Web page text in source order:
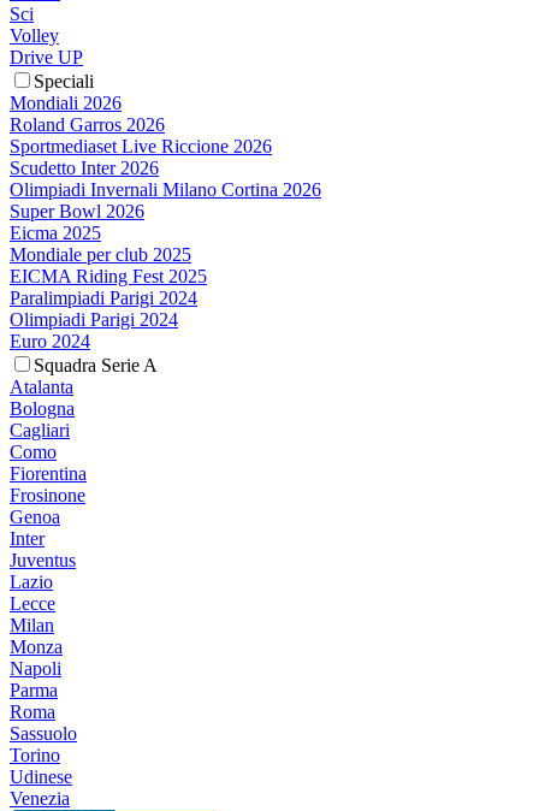
Sci
Volley
Drive UP
Speciali
Mondiali 2026
Roland Garros 2026
Sportmediaset Live Riccione 2026
Scudetto Inter 2026
Olimpiadi Invernali Milano Cortina 2026
Super Bowl 2026
Eicma 2025
Mondiale per club 2025
EICMA Riding Fest 2025
Paralimpiadi Parigi 2024
Olimpiadi Parigi 2024
Euro 2024
Squadra Serie A
Atalanta
Bologna
Cagliari
Como
Fiorentina
Frosinone
Genoa
Inter
Juventus
Lazio
Lecce
Milan
Monza
Napoli
Parma
Roma
Sassuolo
Torino
Udinese
Venezia